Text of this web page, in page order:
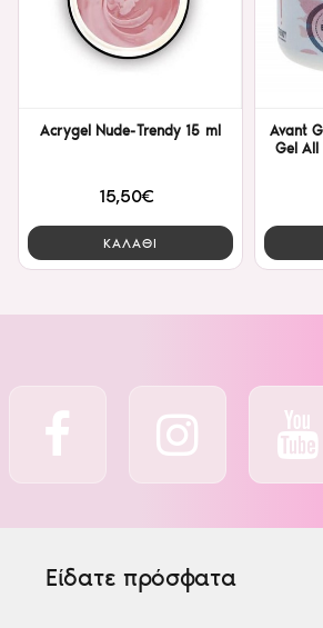
Acrygel Nude-Trendy 15 ml
15,50€
ΚΑΛΑΘΙ
Avant
Gel All
Είδατε πρόσφατα